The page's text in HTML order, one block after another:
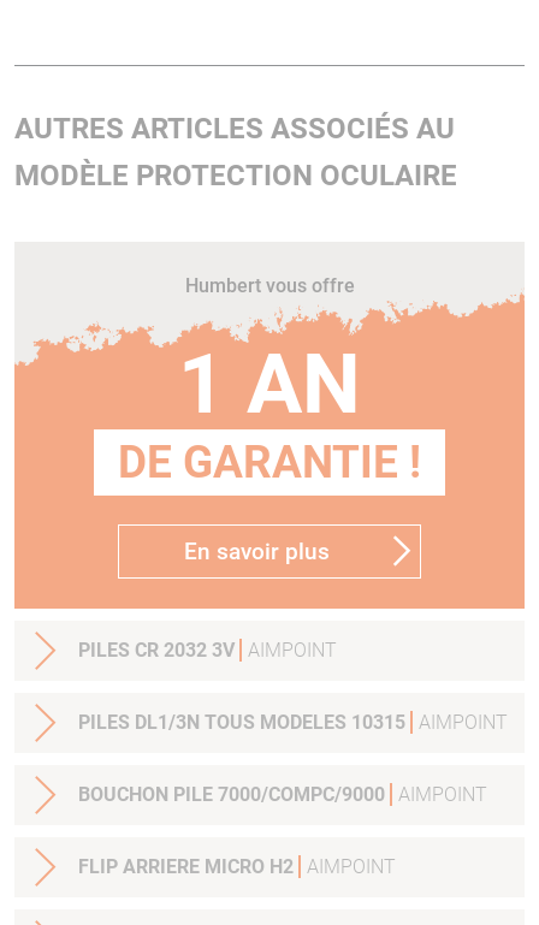
AUTRES ARTICLES ASSOCIÉS AU
MODÈLE PROTECTION OCULAIRE
Humbert vous offre
1 AN
DE GARANTIE !
En savoir plus
PILES CR 2032 3V AIMPOINT
PILES DL1/3N TOUS MODELES 10315 AIMPOINT
BOUCHON PILE 7000/COMPC/9000 AIMPOINT
FLIP ARRIERE MICRO H2 AIMPOINT